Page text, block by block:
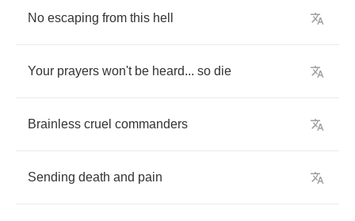
No escaping from this hell
Your prayers won't be heard... so die
Brainless cruel commanders
Sending death and pain